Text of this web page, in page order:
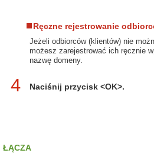
Ręczne rejestrowanie
Jeżeli odbiorców (klientów) nie
możesz zarejestrować ich ręcznie
nazwę domeny.
4 Naciśnij przycisk <OK>.
ŁĄCZA